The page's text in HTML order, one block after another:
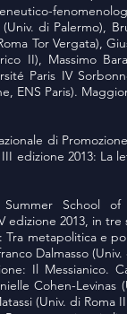
di Palermo),
Tor Vergata),
II), Massimo
Paris IV
ENS Paris).
di
edizione 2013: La
School of
edizione 2013, in tre
Tra metapolitica e
Dalmasso
Il Messianico.
Cohen-Levinas
(Univ. di Roma